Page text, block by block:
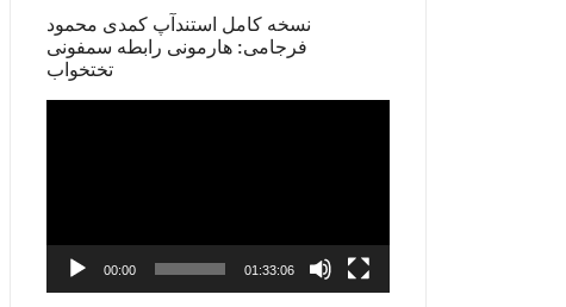
نسخه کامل استندآپ کمدی محمود
فرجامی: هارمونی رابطه سمفونی
تختخواب
00:00 01:33:06